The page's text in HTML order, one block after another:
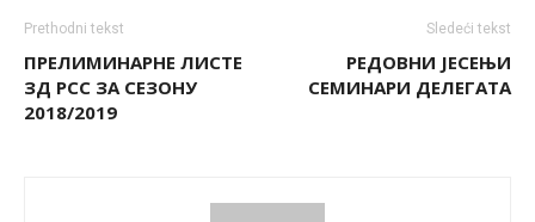
Prethodni tekst
ПРЕЛИМИНАРНЕ ЛИСТЕ
ЗД РСС ЗА СЕЗОНУ
2018/2019
Sledeći tekst
РЕДОВНИ ЈЕСЕЊИ
СЕМИНАРИ ДЕЛЕГАТА